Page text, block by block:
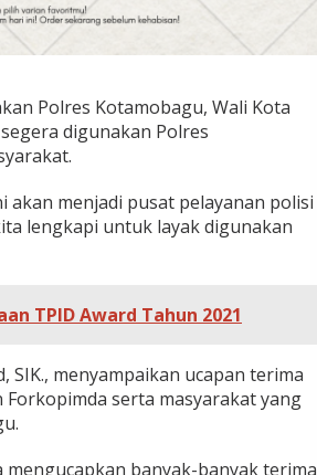
Polres Kotamobagu, Wali Kota
digunakan Polres
akan menjadi pusat pelayanan polisi
lengkapi untuk layak digunakan
TPID Award Tahun 2021
SIK., menyampaikan ucapan terima
serta masyarakat yang
banyak-banyak terima